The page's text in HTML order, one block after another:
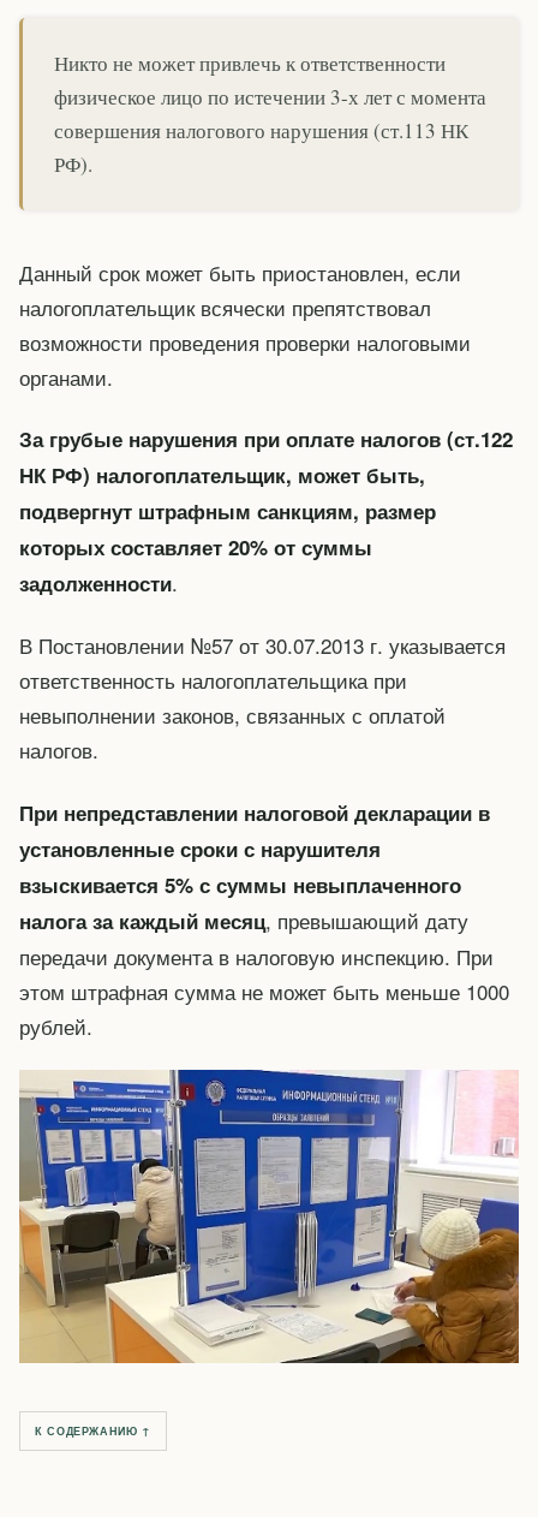
Никто не может привлечь к ответственности
физическое лицо по истечении 3-х лет с момента
совершения налогового нарушения (ст.113 НК
РФ).
Данный срок может быть приостановлен, если
налогоплательщик всячески препятствовал
возможности проведения проверки налоговыми
органами.
За грубые нарушения при оплате налогов (ст.122
НК РФ) налогоплательщик, может быть,
подвергнут штрафным санкциям, размер
которых составляет 20% от суммы
задолженности.
В Постановлении №57 от 30.07.2013 г. указывается
ответственность налогоплательщика при
невыполнении законов, связанных с оплатой
налогов.
При непредставлении налоговой декларации в
установленные сроки с нарушителя
взыскивается 5% с суммы невыплаченного
налога за каждый месяц, превышающий дату
передачи документа в налоговую инспекцию. При
этом штрафная сумма не может быть меньше 1000
рублей.
К СОДЕРЖАНИЮ ↑